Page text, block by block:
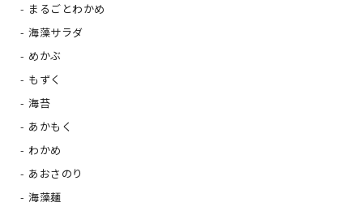
まるごとわかめ
海藻サラダ
めかぶ
もずく
海苔
あかもく
わかめ
あおさのり
海藻麺